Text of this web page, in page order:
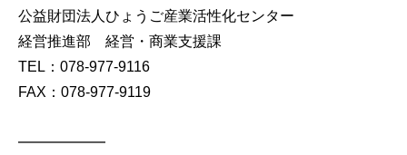
公益財団法人ひょうご産業活性化センター
経営推進部 経営・商業支援課
TEL：078-977-9116
FAX：078-977-9119
━━━━━━